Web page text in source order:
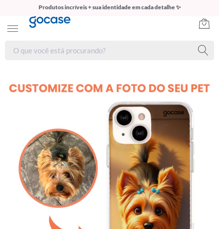
Produtos incríveis + sua identidade em cada detalhe ✨